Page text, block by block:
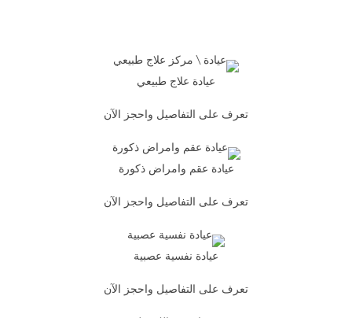
عيادة علاج طبيعي
تعرف على التفاصيل واحجز الآن
عيادة عقم وامراض ذكورة
تعرف على التفاصيل واحجز الآن
عيادة نفسية عصبية
تعرف على التفاصيل واحجز الآن